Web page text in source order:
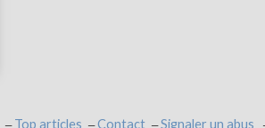
Top articles Contact Signaler un abus